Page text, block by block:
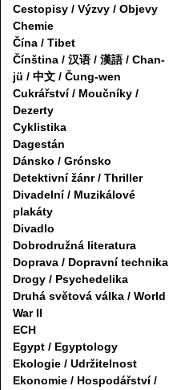
Cestopisy / Výzvy / Objevy
Chemie
Čína / Tibet
Čínština / 汉语 / 漢語 / Chan-
jü / 中文 / Čung-wen
Cukrářství / Moučníky /
Dezerty
Cyklistika
Dagestán
Dánsko / Grónsko
Detektivní žánr / Thriller
Divadelní / Muzikálové
plakáty
Divadlo
Dobrodružná literatura
Doprava / Dopravní technika
Drogy / Psychedelika
Druhá světová válka / World
War II
ECH
Egypt / Egyptology
Ekologie / Udržitelnost
Ekonomie / Hospodářství /